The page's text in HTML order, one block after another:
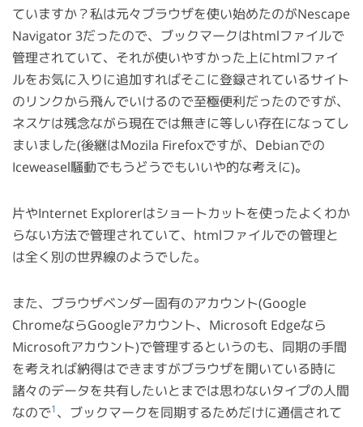
ていますか？私は元々ブラウザを使い始めたのがNescape
Navigator 3だったので、ブックマークはhtmlファイルで
管理されていて、それが使いやすかった上にhtmlファイ
ルをお気に入りに追加すればそこに登録されているサイト
のリンクから飛んでいけるので至極便利だったのですが、
ネスケは残念ながら現在では無きに等しい存在になってし
まいました(後継はMozila Firefoxですが、Debianでの
Iceweasel騒動でもうどうでもいいや的な考えに)。
片やInternet Explorerはショートカットを使ったよくわか
らない方法で管理されていて、htmlファイルでの管理と
は全く別の世界線のようでした。
また、ブラウザベンダー固有のアカウント(Google
ChromeならGoogleアカウント、Microsoft Edgeなら
Microsoftアカウント)で管理するというのも、同期の手間
を考えれば納得はできますがブラウザを開いている時に
諸々のデータを共有したいとまでは思わないタイプの人間
なので1 、ブックマークを同期するためだけに通信されて